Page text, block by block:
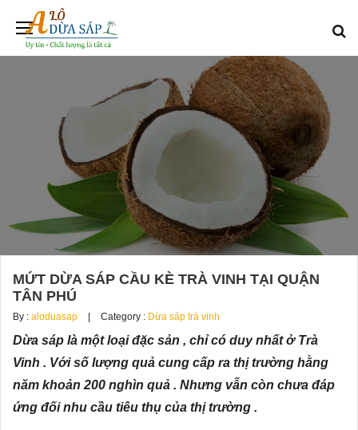
MỨT DỪA SÁP CẦU KÈ TRÀ VINH TẠI QUẬN
TÂN PHÚ
By : aloduasap Category : Dừa sáp trà vinh
Dừa sáp là một loại đặc sản , chỉ có duy nhất ở Trà
Vinh . Với số lượng quả cung cấp ra thị trường hằng
năm khoản 200 nghìn quả . Nhưng vẫn còn chưa đáp
ứng đối nhu cầu tiêu thụ của thị trường .